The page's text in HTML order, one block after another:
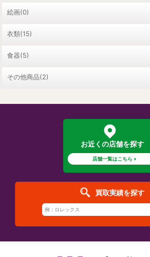
絵画(0)
衣類(15)
食器(5)
その他商品(2)
お近くの店舗を探す
店舗一覧はこちら
買取実績を探す